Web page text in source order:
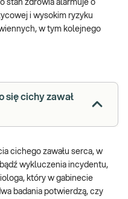
stan zdrowia alarmuje o
i wysokim ryzyku
w tym kolejnego
się cichy zawał
cichego zawału serca, w
wykluczenia incydentu,
który w gabinecie
badania potwierdzą, czy